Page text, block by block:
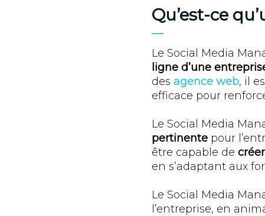
Qu’est-ce
Le Social Media
ligne d’une
des agence web, il
efficace pour
Le Social Media
pertinente pour
être capable de
en s’adaptant aux
Le Social Media
l’entreprise, en